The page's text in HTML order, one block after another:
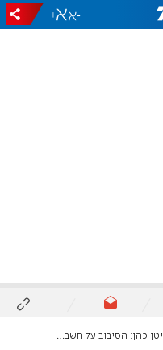
-
+
כהן: הסיבוב על חשבונכם